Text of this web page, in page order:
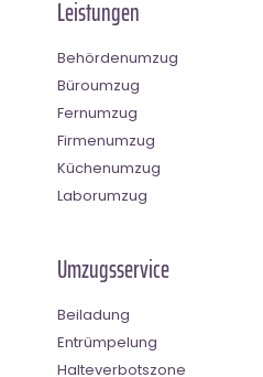
Leistungen
Behördenumzug
Büroumzug
Fernumzug
Firmenumzug
Küchenumzug
Laborumzug
Umzugsservice
Beiladung
Entrümpelung
Halteverbotszone